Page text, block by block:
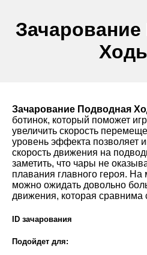
Зачарование Подводная
ботинок, который поможет
увеличить скорость
уровень эффекта позволяет
скорость движения на
заметить, что чары не
плавания главного героя.
можно ожидать довольно
движения, которая сравнима
ID зачарования
Подойдет для: